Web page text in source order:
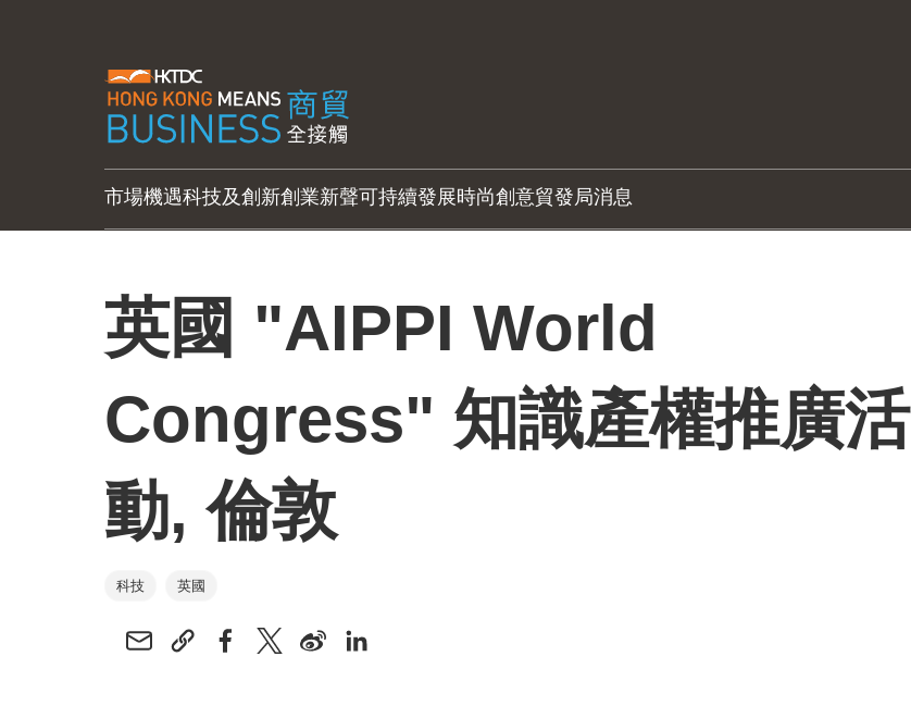
市場機遇科技及創新創業新聲可持續發展時尚創意貿發局消息
英國 "AIPPI World
Congress" 知識產權推廣活
動, 倫敦
科技 英國